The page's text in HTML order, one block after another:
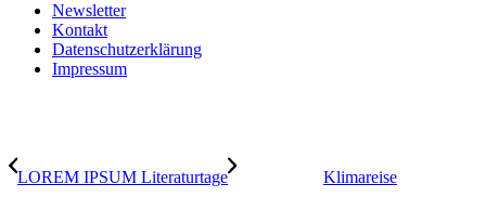
Newsletter
Kontakt
Datenschutzerklärung
Impressum
LOREM IPSUM Literaturtage Klimareise